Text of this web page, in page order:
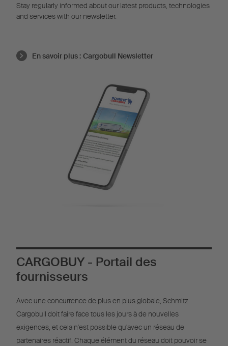
Stay regularly informed about our latest products, technologies
and services with our newsletter.
En savoir plus : Cargobull Newsletter
CARGOBUY - Portail des
fournisseurs
Avec une concurrence de plus en plus globale, Schmitz
Cargobull doit faire face tous les jours à de nouvelles
exigences, et cela n'est possible qu'avec un réseau de
partenaires réactif. Chaque élément du réseau doit pouvoir se